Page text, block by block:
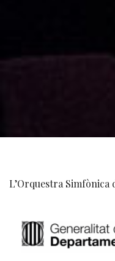
L’Orquestra Simfònica